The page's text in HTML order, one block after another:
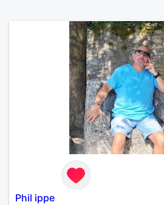
Phil ippe